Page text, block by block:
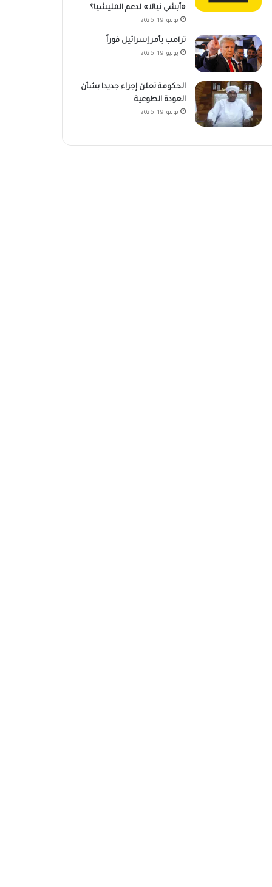
«أبشي نيالا» لدعم المليشيا؟
يونيو 19, 2026
ترامب يأمر إسرائيل فوراً
يونيو 19, 2026
الحكومة تعلن إجراء جديدا بشأن
العودة الطوعية
يونيو 19, 2026